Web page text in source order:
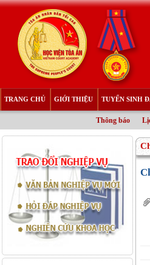
TRANG CHỦ GIỚI THIỆU TUYỂN SINH
Thông báo